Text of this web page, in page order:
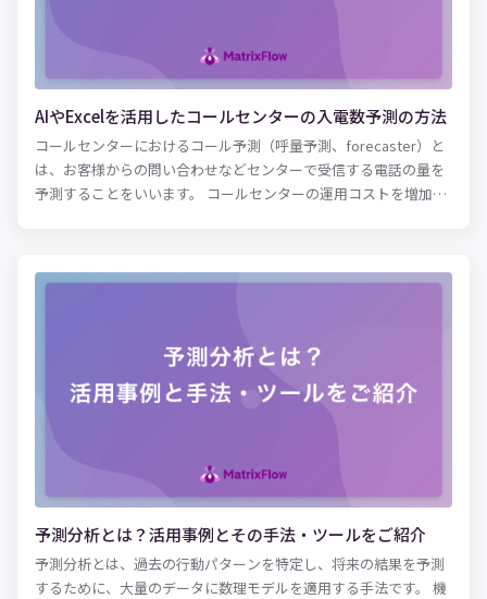
AIやExcelを活用したコールセンターの入電数予測の方法
コールセンターにおけるコール予測（呼量予測、forecaster）と
は、お客様からの問い合わせなどセンターで受信する電話の量を
予測することをいいます。 コールセンターの運用コストを増加さ
置すると、対応がなく待ち状態のコミュニケーターが増えて、不
ん。適正な人員をコンタクトセンターに配置することで、十分な
顧客満足度が提供できる状態でオペレーションを行っていること
が理想です。今回は、Excelを活用したコール予測、AI（人工知
予測分析とは？活用事例とその手法・ツールをご紹介
予測分析とは、過去の行動パターンを特定し、将来の結果を予測
するために、大量のデータに数理モデルを適用する手法です。 機